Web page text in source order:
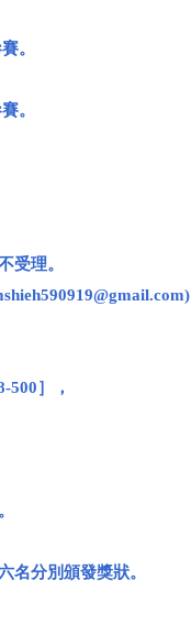
。
。
受理。
)
500］，
名分別頒發獎狀。